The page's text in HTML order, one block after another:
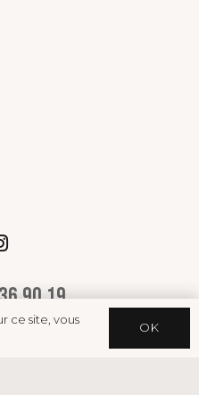
90 19
Marseille
ce site, vous
OK